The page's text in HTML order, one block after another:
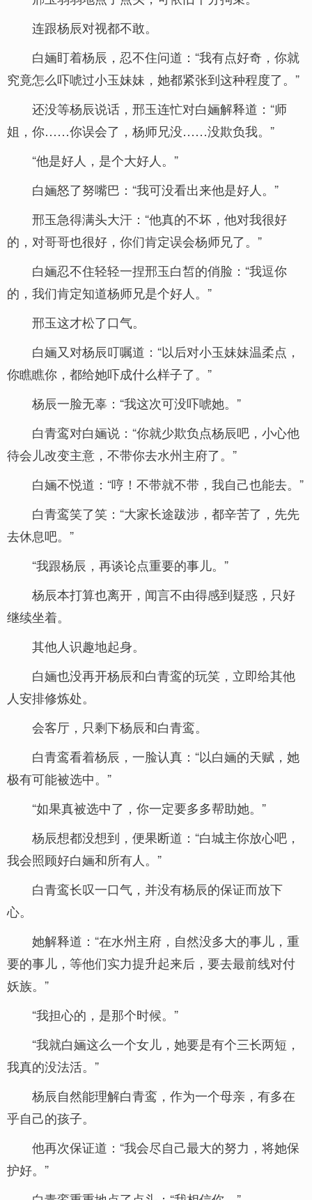
连跟杨辰对视都不敢。
白婳盯着杨辰，忍不住问道：“我有点好奇，你就
究竟怎么吓唬过小玉妹妹，她都紧张到这种程度了。”
还没等杨辰说话，邢玉连忙对白婳解释道：“师
姐，你……你误会了，杨师兄没……没欺负我。”
“他是好人，是个大好人。”
白婳怒了努嘴巴：“我可没看出来他是好人。”
邢玉急得满头大汗：“他真的不坏，他对我很好
的，对哥哥也很好，你们肯定误会杨师兄了。”
白婳忍不住轻轻一捏邢玉白皙的俏脸：“我逗你
的，我们肯定知道杨师兄是个好人。”
邢玉这才松了口气。
白婳又对杨辰叮嘱道：“以后对小玉妹妹温柔点，
你瞧瞧你，都给她吓成什么样子了。”
杨辰一脸无辜：“我这次可没吓唬她。”
白青鸾对白婳说：“你就少欺负点杨辰吧，小心他
待会儿改变主意，不带你去水州主府了。”
白婳不悦道：“哼！不带就不带，我自己也能去。”
白青鸾笑了笑：“大家长途跋涉，都辛苦了，先先
去休息吧。”
“我跟杨辰，再谈论点重要的事儿。”
杨辰本打算也离开，闻言不由得感到疑惑，只好
继续坐着。
其他人识趣地起身。
白婳也没再开杨辰和白青鸾的玩笑，立即给其他
人安排修炼处。
会客厅，只剩下杨辰和白青鸾。
白青鸾看着杨辰，一脸认真：“以白婳的天赋，她
极有可能被选中。”
“如果真被选中了，你一定要多多帮助她。”
杨辰想都没想到，便果断道：“白城主你放心吧，
我会照顾好白婳和所有人。”
白青鸾长叹一口气，并没有杨辰的保证而放下
心。
她解释道：“在水州主府，自然没多大的事儿，重
要的事儿，等他们实力提升起来后，要去最前线对付
妖族。”
“我担心的，是那个时候。”
“我就白婳这么一个女儿，她要是有个三长两短，
我真的没法活。”
杨辰自然能理解白青鸾，作为一个母亲，有多在
乎自己的孩子。
他再次保证道：“我会尽自己最大的努力，将她保
护好。”